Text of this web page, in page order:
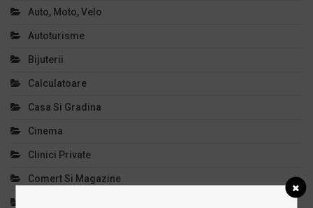
Auto, Moto, Velo
Autoturisme
Bijuterii
Calculatoare
Casa Si Gradina
Cinema
Clinici Private
Comert Si Magazine